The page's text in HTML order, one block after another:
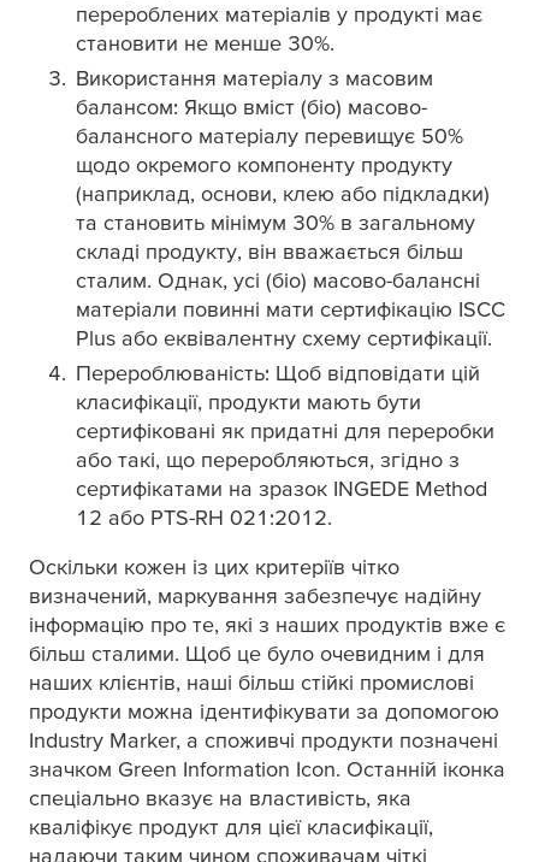
перероблених матеріалів у продукті має
становити не менше 30%.
Використання матеріалу з масовим
балансом: Якщо вміст (біо) масово-
балансного матеріалу перевищує 50%
щодо окремого компоненту продукту
(наприклад, основи, клею або підкладки)
та становить мінімум 30% в загальному
складі продукту, він вважається більш
сталим. Однак, усі (біо) масово-балансні
матеріали повинні мати сертифікацію ISCC
Plus або еквівалентну схему сертифікації.
Перероблюваність: Щоб відповідати цій
класифікації, продукти мають бути
сертифіковані як придатні для переробки
або такі, що переробляються, згідно з
сертифікатами на зразок INGEDE Method
12 або PTS-RH 021:2012.
Оскільки кожен із цих критеріїв чітко
визначений, маркування забезпечує надійну
інформацію про те, які з наших продуктів вже є
більш сталими. Щоб це було очевидним і для
наших клієнтів, наші більш стійкі промислові
продукти можна ідентифікувати за допомогою
Industry Marker, а споживчі продукти позначені
значком Green Information Icon. Останній іконка
спеціально вказує на властивість, яка
кваліфікує продукт для цієї класифікації,
надаючи таким чином споживачам чіткі